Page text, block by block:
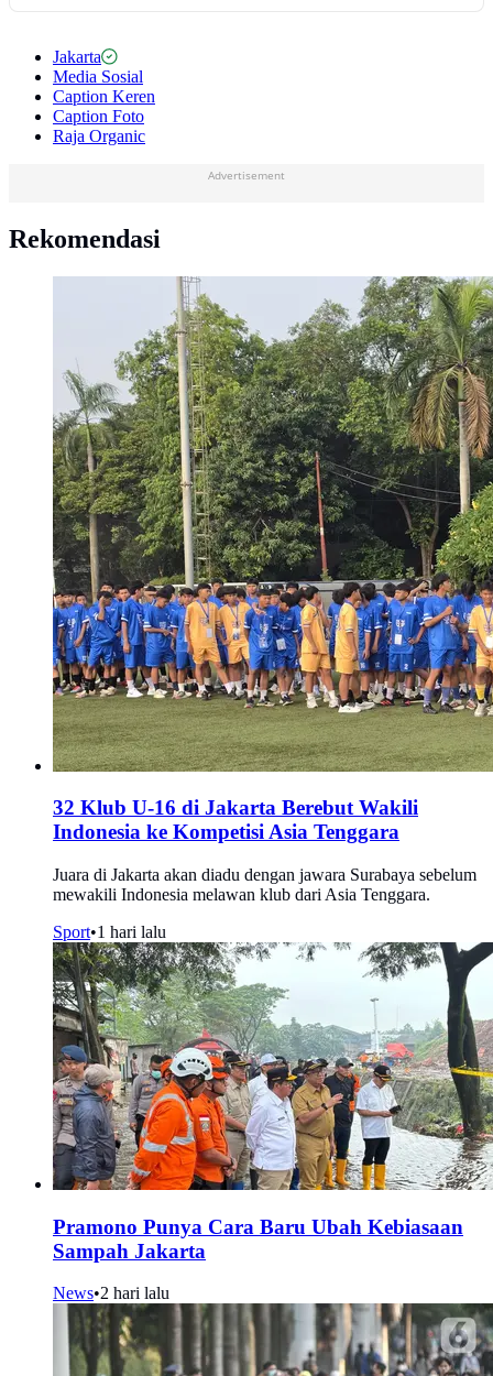
Jakarta
Media Sosial
Caption Keren
Caption Foto
Raja Organic
Advertisement
Rekomendasi
32 Klub U-16 di Jakarta Berebut Wakili
Indonesia ke Kompetisi Asia Tenggara
Juara di Jakarta akan diadu dengan jawara Surabaya sebelum
mewakili Indonesia melawan klub dari Asia Tenggara.
Sport•1 hari lalu
Pramono Punya Cara Baru Ubah Kebiasaan
Sampah Jakarta
News•2 hari lalu